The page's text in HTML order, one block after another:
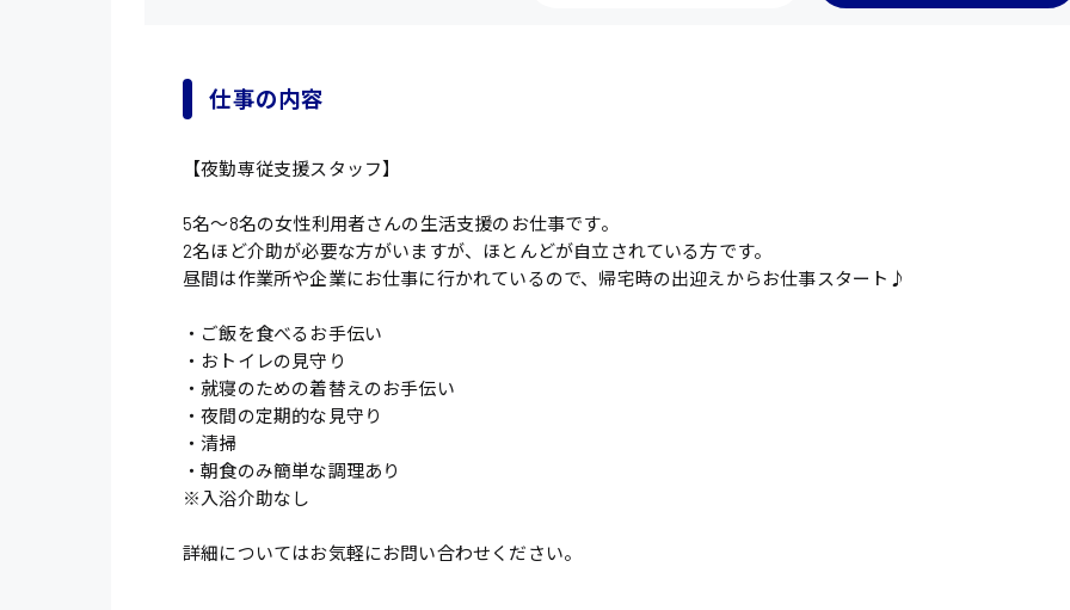
仕事の内容
【夜勤専従支援スタッフ】
5名〜8名の女性利用者さんの生活支援のお仕事です。
2名ほど介助が必要な方がいますが、ほとんどが自立されている方です。
昼間は作業所や企業にお仕事に行かれているので、帰宅時の出迎えからお仕事スタート♪
・ご飯を食べるお手伝い
・おトイレの見守り
・就寝のための着替えのお手伝い
・夜間の定期的な見守り
・清掃
・朝食のみ簡単な調理あり
※入浴介助なし
詳細についてはお気軽にお問い合わせください。